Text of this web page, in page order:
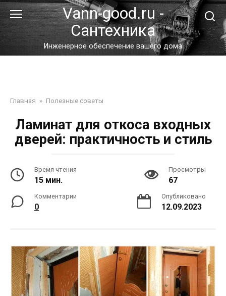
Перейти
к
контенту
Vann-good.ru -
Сантехника
Инженерное обеспечение вашего дома
Главная » Полезные советы
Ламинат для откоса входных
дверей: практичность и стиль
Время чтения
15 мин.
Просмотры
67
Комментарии
0
Опубликовано
12.09.2023